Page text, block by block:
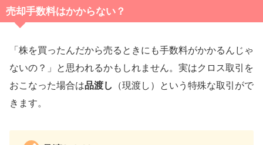
売却手数料はかからない？
「株を買ったんだから売るときにも手数料がかかるんじゃ
ないの？」と思われるかもしれません。実はクロス取引を
おこなった場合は品渡し （現渡し）という特殊な取引がで
きます。